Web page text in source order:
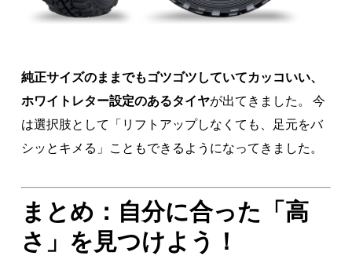
純正サイズのままでもゴツゴツしていてカッコいい、
ホワイトレター設定のあるタイヤが出てきました。 今
は選択肢として「リフトアップしなくても、足元をバ
シッとキメる」こともできるようになってきました。
まとめ：自分に合った「高
さ」を見つけよう！